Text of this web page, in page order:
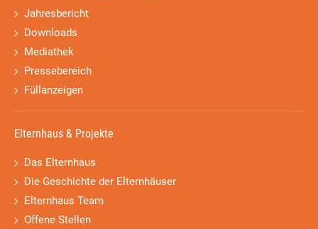
Jahresbericht
Downloads
Mediathek
Pressebereich
Füllanzeigen
Elternhaus & Projekte
Das Elternhaus
Die Geschichte der Elternhäuser
Elternhaus Team
Offene Stellen